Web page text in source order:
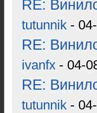
RE:
tutunnik -
RE:
ivanfx - 04-
RE:
tutunnik -